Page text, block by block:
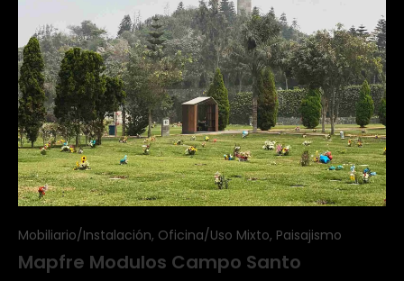
Mobiliario/Instalación, Oficina/Uso Mixto, Paisajismo
Mapfre Modulos Campo Santo